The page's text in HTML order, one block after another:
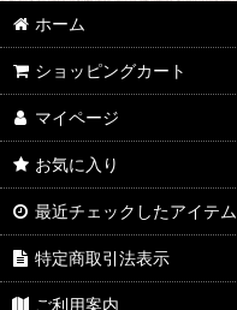
ホーム
ショッピングカート
マイページ
お気に入り
最近チェックしたアイテム
特定商取引法表示
ご利用案内